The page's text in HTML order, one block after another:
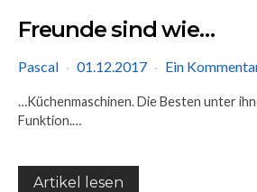
Freunde sind wie…
Pascal 01.12.2017 Ein
…Küchenmaschinen. Die Besten unter
Funktion.…
Artikel lesen